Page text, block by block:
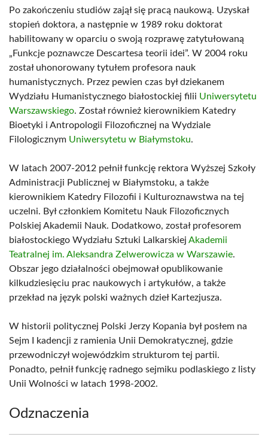
Po zakończeniu studiów zajął się pracą naukową. Uzyskał
stopień doktora, a następnie w 1989 roku doktorat
habilitowany w oparciu o swoją rozprawę zatytułowaną
„Funkcje poznawcze Descartesa teorii idei”. W 2004 roku
został uhonorowany tytułem profesora nauk
humanistycznych. Przez pewien czas był dziekanem
Wydziału Humanistycznego białostockiej filii Uniwersytetu
Warszawskiego. Został również kierownikiem Katedry
Bioetyki i Antropologii Filozoficznej na Wydziale
Filologicznym Uniwersytetu w Białymstoku.
W latach 2007-2012 pełnił funkcję rektora Wyższej Szkoły
Administracji Publicznej w Białymstoku, a także
kierownikiem Katedry Filozofii i Kulturoznawstwa na tej
uczelni. Był członkiem Komitetu Nauk Filozoficznych
Polskiej Akademii Nauk. Dodatkowo, został profesorem
białostockiego Wydziału Sztuki Lalkarskiej Akademii
Teatralnej im. Aleksandra Zelwerowicza w Warszawie.
Obszar jego działalności obejmował opublikowanie
kilkudziesięciu prac naukowych i artykułów, a także
przekład na język polski ważnych dzieł Kartezjusza.
W historii politycznej Polski Jerzy Kopania był posłem na
Sejm I kadencji z ramienia Unii Demokratycznej, gdzie
przewodniczył wojewódzkim strukturom tej partii.
Ponadto, pełnił funkcję radnego sejmiku podlaskiego z listy
Unii Wolności w latach 1998-2002.
Odznaczenia